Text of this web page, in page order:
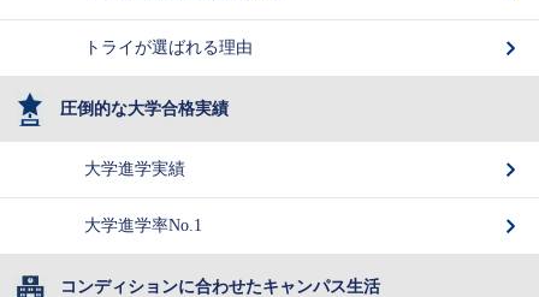
トライが選ばれる理由
圧倒的な大学合格実績
大学進学実績
大学進学率No.1
コンディションに合わせたキャンパス生活